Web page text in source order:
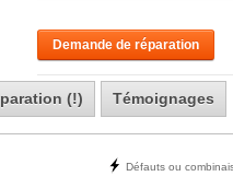
Demande de réparation
(!) Témoignages
Défauts ou